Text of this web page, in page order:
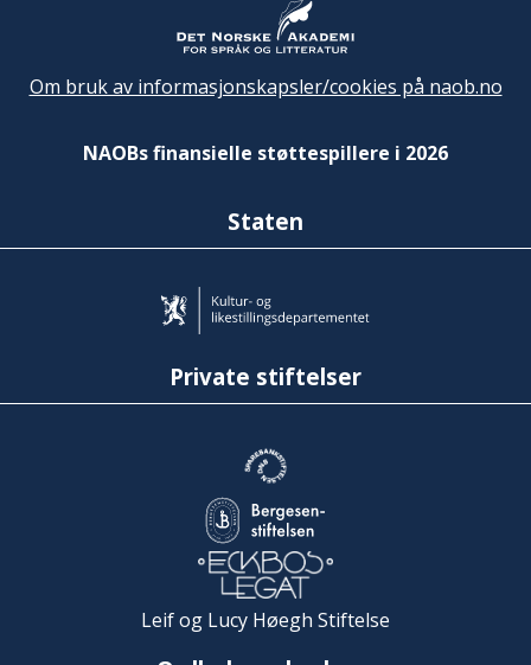
Om bruk av informasjonskapsler/cookies på naob.no
NAOBs finansielle støttespillere i 2026
Staten
Private stiftelser
Leif og Lucy Høegh Stiftelse